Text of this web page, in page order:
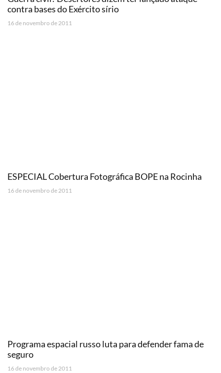
contra bases do Exército sírio
16 de novembro de 2011
ESPECIAL Cobertura Fotográfica BOPE na Rocinha
16 de novembro de 2011
Programa espacial russo luta para defender fama de
seguro
16 de novembro de 2011